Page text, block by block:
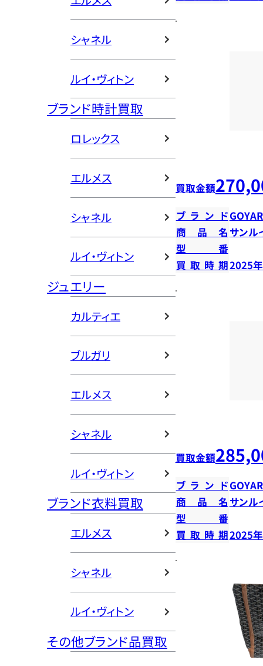
シャネル
ルイ・ヴィトン
ブランド時計買取
ロレックス
エルメス
シャネル
ルイ・ヴィトン
ジュエリー
カルティエ
ブルガリ
エルメス
シャネル
ルイ・ヴィトン
ブランド衣料買取
エルメス
シャネル
ルイ・ヴィトン
その他ブランド品買取
買取金額
ブランド
商品名 サンル
型番
買取時期2025
買取金額
ブランド
商品名 サンル
型番
買取時期2025